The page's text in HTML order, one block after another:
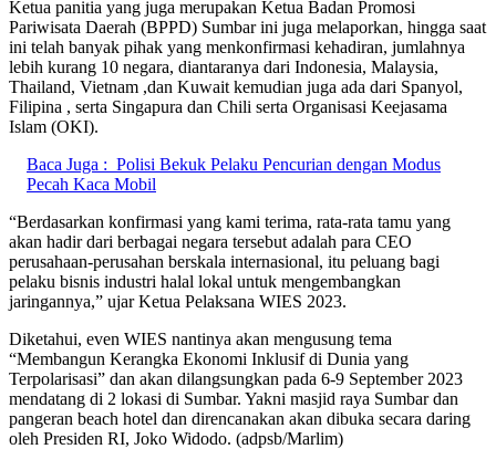
Ketua panitia yang juga merupakan Ketua Badan Promosi
Pariwisata Daerah (BPPD) Sumbar ini juga melaporkan, hingga saat
ini telah banyak pihak yang menkonfirmasi kehadiran, jumlahnya
lebih kurang 10 negara, diantaranya dari Indonesia, Malaysia,
Thailand, Vietnam ,dan Kuwait kemudian juga ada dari Spanyol,
Filipina , serta Singapura dan Chili serta Organisasi Keejasama
Islam (OKI).
Baca Juga : Polisi Bekuk Pelaku Pencurian dengan Modus
Pecah Kaca Mobil
“Berdasarkan konfirmasi yang kami terima, rata-rata tamu yang
akan hadir dari berbagai negara tersebut adalah para CEO
perusahaan-perusahan berskala internasional, itu peluang bagi
pelaku bisnis industri halal lokal untuk mengembangkan
jaringannya,” ujar Ketua Pelaksana WIES 2023.
Diketahui, even WIES nantinya akan mengusung tema
“Membangun Kerangka Ekonomi Inklusif di Dunia yang
Terpolarisasi” dan akan dilangsungkan pada 6-9 September 2023
mendatang di 2 lokasi di Sumbar. Yakni masjid raya Sumbar dan
pangeran beach hotel dan direncanakan akan dibuka secara daring
oleh Presiden RI, Joko Widodo. (adpsb/Marlim)